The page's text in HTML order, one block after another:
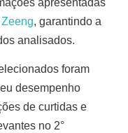
apresentadas
Zeeng, garantindo a
analisados.
foram
desempenho
de curtidas e
no 2°